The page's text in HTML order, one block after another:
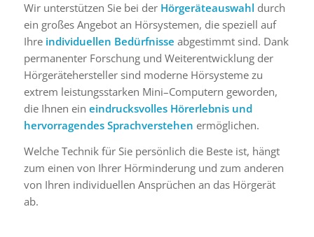
Wir unterstützen Sie bei der Hörgeräteauswahl durch
ein großes Angebot an Hörsystemen, die speziell auf
Ihre individuellen Bedürfnisse abgestimmt sind. Dank
permanenter Forschung und Weiterentwicklung der
Hörgerätehersteller sind moderne Hörsysteme zu
extrem leistungsstarken Mini–Computern geworden,
die Ihnen ein eindrucksvolles Hörerlebnis und
hervorragendes Sprachverstehen ermöglichen.
Welche Technik für Sie persönlich die Beste ist, hängt
zum einen von Ihrer Hörminderung und zum anderen
von Ihren individuellen Ansprüchen an das Hörgerät
ab.